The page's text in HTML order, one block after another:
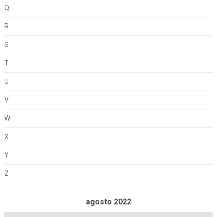
Q
R
S
T
U
V
W
X
Y
Z
agosto 2022